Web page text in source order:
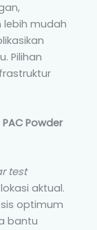
lebih mudah
Pilihan
Powder
test
aktual.
optimum
bantu